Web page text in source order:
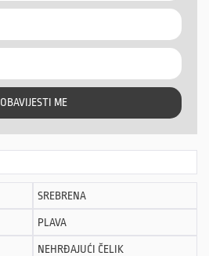
OBAVIJESTI ME
SREBRENA
PLAVA
NEHRĐAJUĆI ČELIK